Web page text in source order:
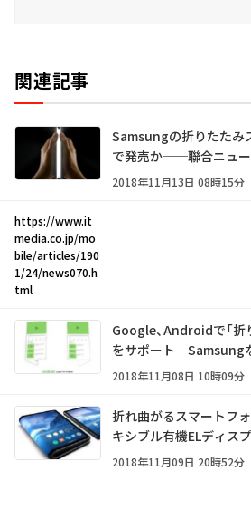
関連記事
Samsungの折りたたみ
で発売か──聯合ニュ
2018年11月13日 08時15分
https://www.it
media.co.jp/mo
bile/articles/190
1/24/news070.h
tml
Google、Androidで「折
をサポート Samsung
2018年11月08日 10時09分
折れ曲がるスマートフ
キシブル有機ELディス
2018年11月09日 20時52分